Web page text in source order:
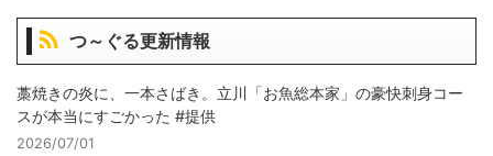
つ～ぐる更新情報
藁焼きの炎に、一本さばき。立川「お魚総本家」の豪快刺身コー
スが本当にすごかった #提供
2026/07/01